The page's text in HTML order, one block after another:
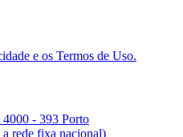
e os Termos de Uso.
- 393 Porto
rede fixa nacional)